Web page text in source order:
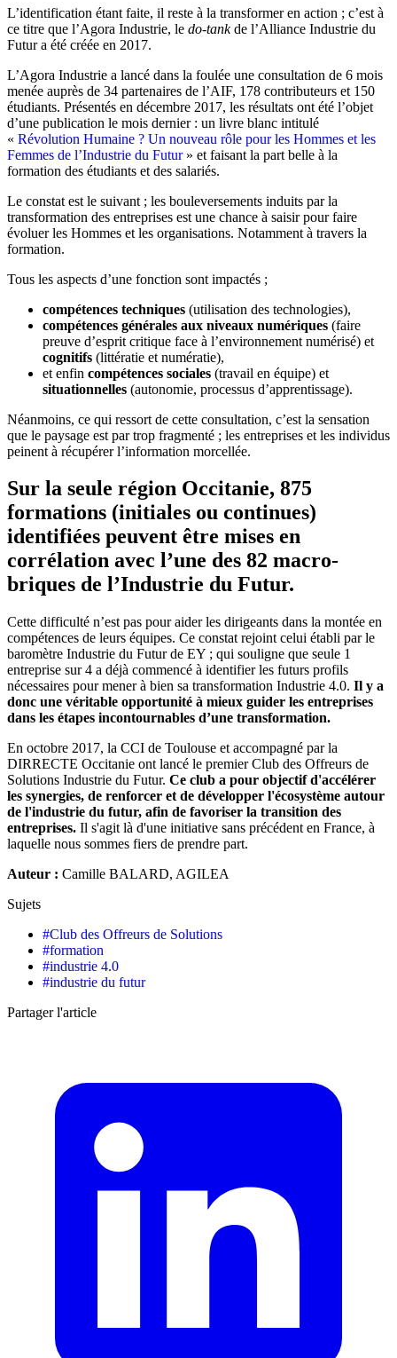
L’identification étant faite, il reste à la transformer en action ; c’est à
ce titre que l’Agora Industrie, le do-tankde l’Alliance Industrie du
Futur a été créée en 2017.
L’Agora Industrie a lancé dans la foulée une consultation de 6 mois
menée auprès de 34 partenaires de l’AIF, 178 contributeurs et 150
étudiants. Présentés en décembre 2017, les résultats ont été l’objet
d’une publication le mois dernier : un livre blanc intitulé
« Révolution Humaine ? Un nouveau rôle pour les Hommes et les
Femmes de l’Industrie du Futur » et faisant la part belle à la
formation des étudiants et des salariés.
Le constat est le suivant ; les bouleversements induits par la
transformation des entreprises est une chance à saisir pour faire
évoluer les Hommes et les organisations. Notamment à travers la
formation.
Tous les aspects d’une fonction sont impactés ;
compétences techniques (utilisation des technologies),
compétences générales aux niveaux numériques (faire
preuve d’esprit critique face à l’environnement numérisé) et
cognitifs (littératie et numératie),
et enfin compétences sociales (travail en équipe) et
situationnelles (autonomie, processus d’apprentissage).
Néanmoins, ce qui ressort de cette consultation, c’est la sensation
que le paysage est par trop fragmenté ; les entreprises et les individus
peinent à récupérer l’information morcellée.
Sur la seule région Occitanie, 875
formations (initiales ou continues)
identifiées peuvent être mises en
corrélation avec l’une des 82 macro-
briques de l’Industrie du Futur.
Cette difficulté n’est pas pour aider les dirigeants dans la montée en
compétences de leurs équipes. Ce constat rejoint celui établi par le
baromètre Industrie du Futur de EY ; qui souligne que seule 1
entreprise sur 4 a déjà commencé à identifier les futurs profils
nécessaires pour mener à bien sa transformation Industrie 4.0. Il y a
donc une véritable opportunité à mieux guider les entreprises
dans les étapes incontournables d’une transformation.
En octobre 2017, la CCI de Toulouse et accompagné par la
DIRRECTE Occitanie ont lancé le premier Club des Offreurs de
Solutions Industrie du Futur. Ce club a pour objectif d'accélérer
les synergies, de renforcer et de développer l'écosystème autour
de l'industrie du futur, afin de favoriser la transition des
entreprises. Il s'agit là d'une initiative sans précédent en France, à
laquelle nous sommes fiers de prendre part.
Auteur : Camille BALARD, AGILEA
Sujets
#Club des Offreurs de Solutions
#formation
#industrie 4.0
#industrie du futur
Partager l'article